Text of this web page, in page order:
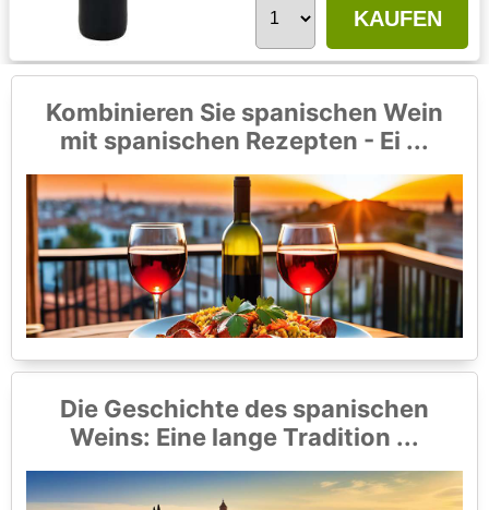
KAUFEN
Kombinieren Sie spanischen Wein
mit spanischen Rezepten - Ei ...
Die Geschichte des spanischen
Weins: Eine lange Tradition ...